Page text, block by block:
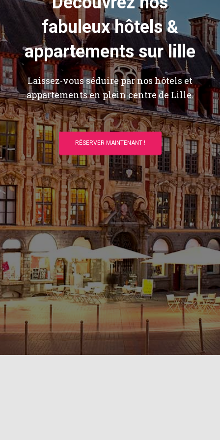
fabuleux hôtels &
appartements sur lille
Laissez-vous séduire par nos hôtels et
appartements en plein centre de Lille.
RÉSERVER MAINTENANT !